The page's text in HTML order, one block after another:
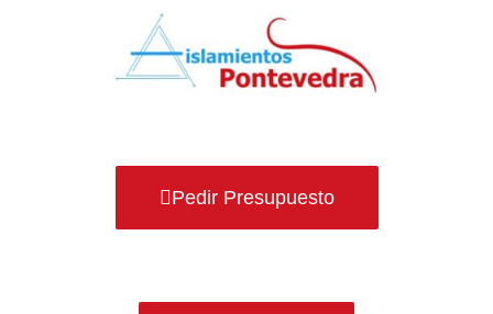
Pedir Presupuesto